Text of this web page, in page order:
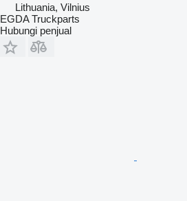
Lithuania, Vilnius
EGDA Truckparts
Hubungi penjual